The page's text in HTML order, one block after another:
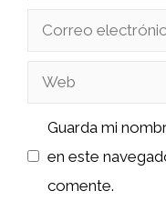
Correo
Web
Guarda mi
en este
comente.